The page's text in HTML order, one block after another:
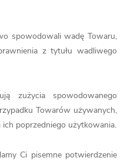
spowodowali wadę Towaru,
z tytułu wadliwego
zużycia spowodowanego
Towarów używanych,
poprzedniego użytkowania.
Ci pisemne potwierdzenie